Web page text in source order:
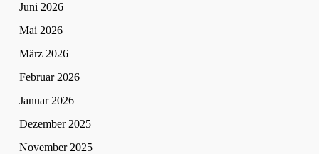
Juni 2026
Mai 2026
März 2026
Februar 2026
Januar 2026
Dezember 2025
November 2025